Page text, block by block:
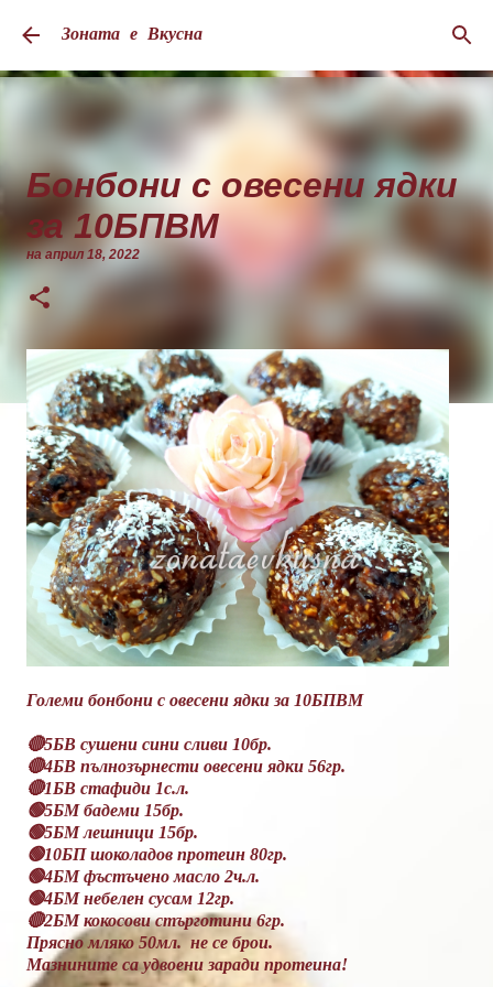
Пропускане към основното съдържание
Зоната е Вкусна
Бонбони с овесени ядки
за 10БПВМ
нааприл 18, 2022
Големи бонбони с овесени ядки за 10БПВМ
🔴5БВ сушени сини сливи 10бр.
🔴4БВ пълнозърнести овесени ядки 56гр.
🔴1БВ стафиди 1с.л.
🟢5БМ бадеми 15бр.
🟢5БМ лешници 15бр.
🟢10БП шоколадов протеин 80гр.
🟢4БМ фъстъчено масло 2ч.л.
🟢4БМ небелен сусам 12гр.
🔴2БМ кокосови стърготини 6гр.
Прясно мляко 50мл. не се брои.
Мазнините са удвоени заради протеина!